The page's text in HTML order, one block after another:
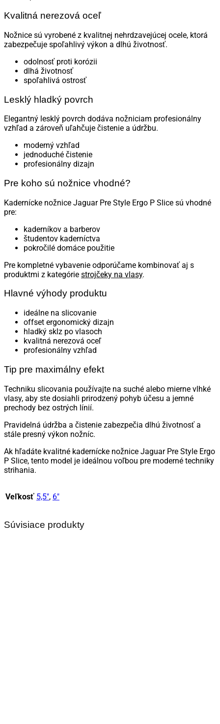
Kvalitná nerezová oceľ
Nožnice sú vyrobené z kvalitnej nehrdzavejúcej ocele, ktorá
zabezpečuje spoľahlivý výkon a dlhú životnosť.
odolnosť proti korózii
dlhá životnosť
spoľahlivá ostrosť
Lesklý hladký povrch
Elegantný lesklý povrch dodáva nožniciam profesionálny
vzhľad a zároveň uľahčuje čistenie a údržbu.
moderný vzhľad
jednoduché čistenie
profesionálny dizajn
Pre koho sú nožnice vhodné?
Kadernícke nožnice Jaguar Pre Style Ergo P Slice sú vhodné
pre:
kaderníkov a barberov
študentov kaderníctva
pokročilé domáce použitie
Pre kompletné vybavenie odporúčame kombinovať aj s
produktmi z kategórie strojčeky na vlasy.
Hlavné výhody produktu
ideálne na slicovanie
offset ergonomický dizajn
hladký sklz po vlasoch
kvalitná nerezová oceľ
profesionálny vzhľad
Tip pre maximálny efekt
Techniku slicovania používajte na suché alebo mierne vlhké
vlasy, aby ste dosiahli prirodzený pohyb účesu a jemné
prechody bez ostrých línií.
Pravidelná údržba a čistenie zabezpečia dlhú životnosť a
stále presný výkon nožníc.
Ak hľadáte kvalitné kadernícke nožnice Jaguar Pre Style Ergo
P Slice, tento model je ideálnou voľbou pre moderné techniky
strihania.
Veľkosť 5,5", 6"
Súvisiace produkty